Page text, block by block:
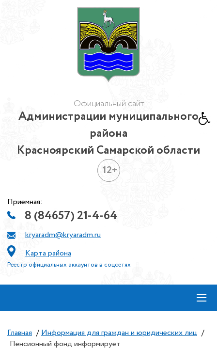
Официальный сайт
Администрации муниципального
района
Красноярский Самарской области
12+
Приемная:
8 (84657) 21-4-64
kryaradm@kryaradm.ru
Карта района
Реестр официальных аккаунтов в соцсетях
≡
Главная / Информация для граждан и юридических лиц /
Пенсионный фонд информирует